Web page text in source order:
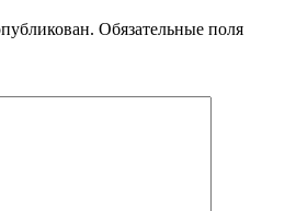
Обязательные поля